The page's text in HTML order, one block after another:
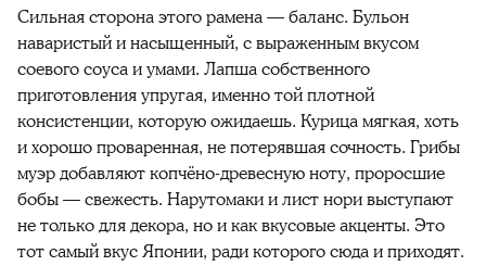
Сильная сторона этого рамена — баланс. Бульон
наваристый и насыщенный, с выраженным вкусом
соевого соуса и умами. Лапша собственного
приготовления упругая, именно той плотной
консистенции, которую ожидаешь. Курица мягкая, хоть
и хорошо проваренная, не потерявшая сочность. Грибы
муэр добавляют копчёно-древесную ноту, проросшие
бобы — свежесть. Нарутомаки и лист нори выступают
не только для декора, но и как вкусовые акценты. Это
тот самый вкус Японии, ради которого сюда и приходят.